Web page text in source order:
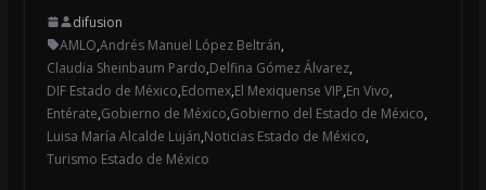
difusion
AMLO,Andrés Manuel López Beltrán,
Claudia Sheinbaum Pardo,Delfina Gómez Álvarez,
DIF Estado de México,Edomex,El Mexiquense VIP,En Vivo,
Entérate,Gobierno de México,Gobierno del Estado de México,
Luisa María Alcalde Luján,Noticias Estado de México,
Turismo Estado de México